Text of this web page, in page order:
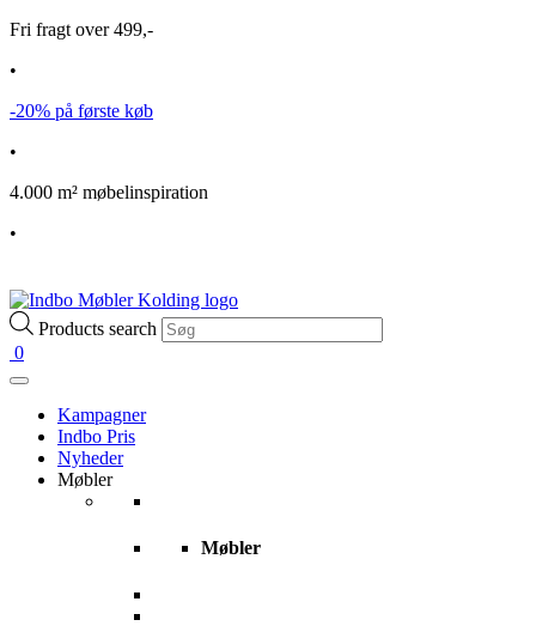
Fri fragt over 499,-
•
-20% på første køb
•
4.000 m² møbelinspiration
•
Products search
0
Kampagner
Indbo Pris
Nyheder
Møbler
Møbler